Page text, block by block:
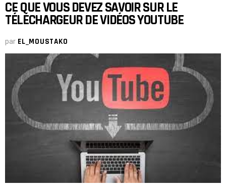
CE QUE VOUS DEVEZ SAVOIR SUR LE
TÉLÉCHARGEUR DE VIDÉOS YOUTUBE
par EL_MOUSTAKO